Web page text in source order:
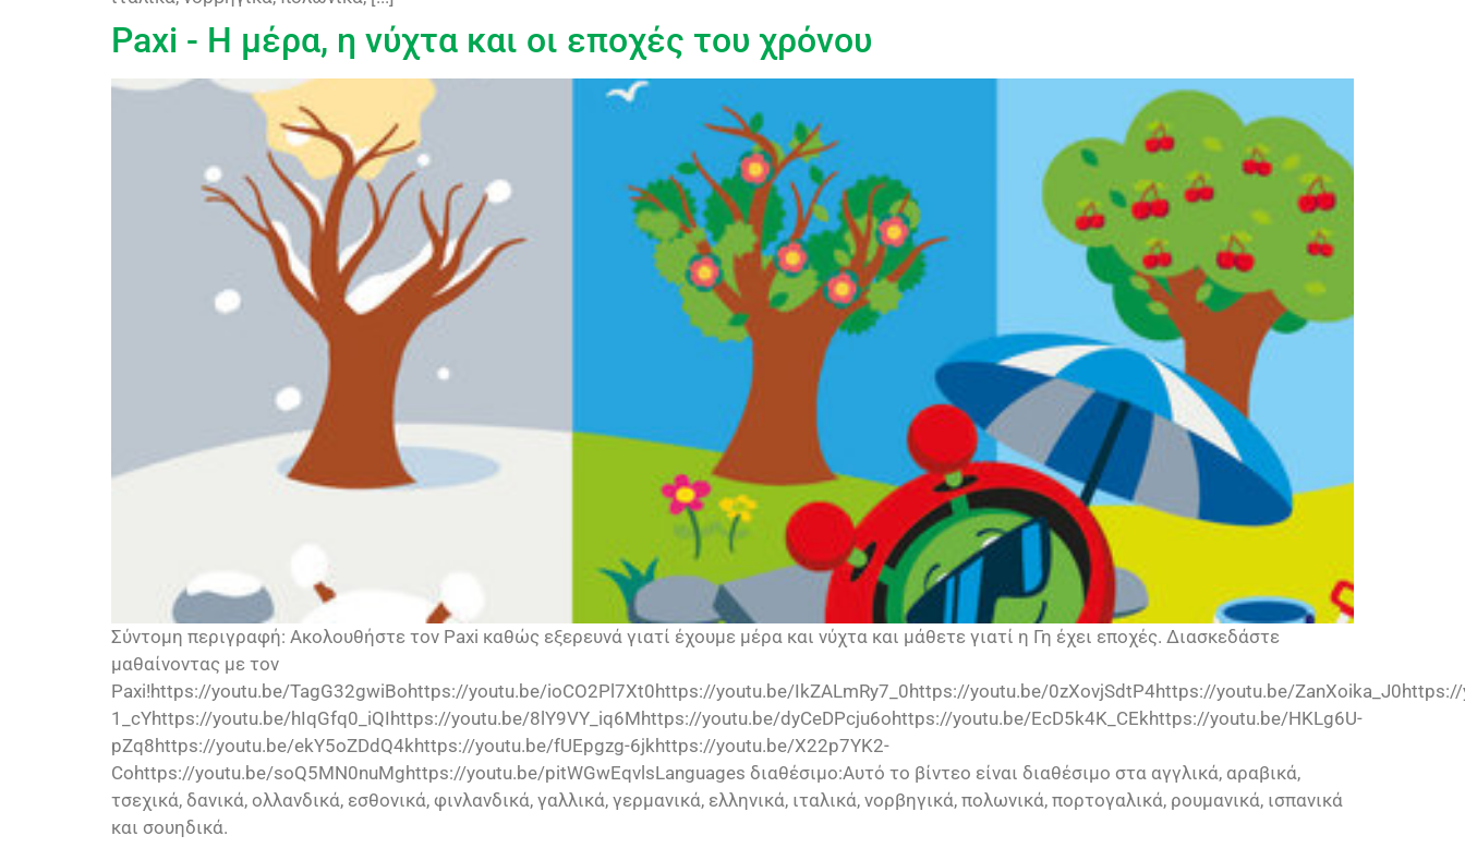
Paxi - Η μέρα, η νύχτα και οι εποχές του χρόνου
Σύντομη περιγραφή: Ακολουθήστε τον Paxi καθώς εξερευνά γιατί έχουμε μέρα και νύχτα και μάθετε γιατί η Γη έχει εποχές. Διασκεδάστε
μαθαίνοντας με τον
Paxi!https://youtu.be/TagG32gwiBohttps://youtu.be/ioCO2Pl7Xt0https://youtu.be/IkZALmRy7_0https://youtu.be/0zXovjSdtP4https://youtu.be/
1_cYhttps://youtu.be/hIqGfq0_iQIhttps://youtu.be/8lY9VY_iq6Mhttps://youtu.be/dyCeDPcju6ohttps://youtu.be/EcD5k4K_CEkhttps://youtu.be/HKLg6U-
pZq8https://youtu.be/ekY5oZDdQ4khttps://youtu.be/fUEpgzg-6jkhttps://youtu.be/X22p7YK2-
Cohttps://youtu.be/soQ5MN0nuMghttps://youtu.be/pitWGwEqvlsLanguages διαθέσιμο:Αυτό το βίντεο είναι διαθέσιμο στα αγγλικά, αραβικά,
τσεχικά, δανικά, ολλανδικά, εσθονικά, φινλανδικά, γαλλικά, γερμανικά, ελληνικά, ιταλικά, νορβηγικά, πολωνικά, πορτογαλικά, ρουμανικά, ισπανικά
και σουηδικά.